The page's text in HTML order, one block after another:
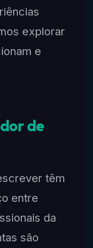
explorar
e
de
têm
entre
da
são